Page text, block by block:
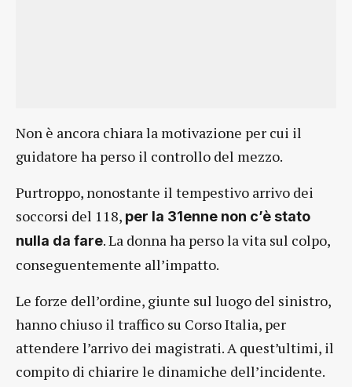
Non è ancora chiara la motivazione per cui il
guidatore ha perso il controllo del mezzo.
Purtroppo, nonostante il tempestivo arrivo dei
soccorsi del 118, per la 31enne non c’è stato
nulla da fare. La donna ha perso la vita sul colpo,
conseguentemente all’impatto.
Le forze dell’ordine, giunte sul luogo del sinistro,
hanno chiuso il traffico su Corso Italia, per
attendere l’arrivo dei magistrati. A quest’ultimi, il
compito di chiarire le dinamiche dell’incidente.